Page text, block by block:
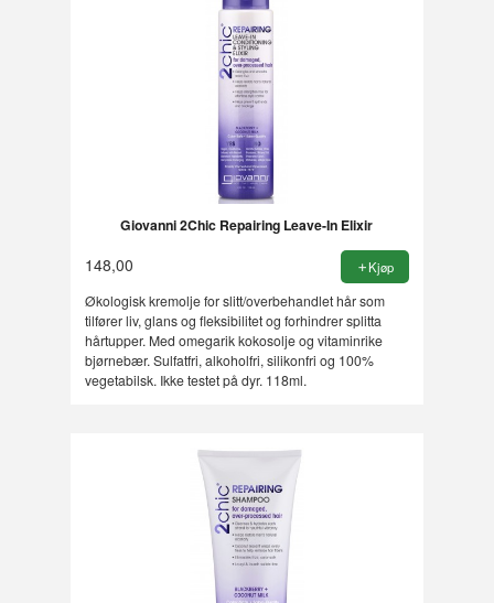
Giovanni 2Chic Repairing Leave-In Elixir
148,00 Kjøp
Økologisk kremolje for slitt/overbehandlet hår som
tilfører liv, glans og fleksibilitet og forhindrer splitta
hårtupper. Med omegarik kokosolje og vitaminrike
bjørnebær. Sulfatfri, alkoholfri, silikonfri og 100%
vegetabilsk. Ikke testet på dyr. 118ml.